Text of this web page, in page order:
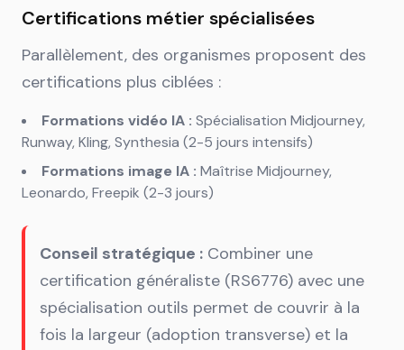
Certifications métier spécialisées
Parallèlement, des organismes proposent des
certifications plus ciblées :
Formations vidéo IA : Spécialisation Midjourney,
Runway, Kling, Synthesia (2-5 jours intensifs)
Formations image IA : Maîtrise Midjourney,
Leonardo, Freepik (2-3 jours)
Conseil stratégique : Combiner une
certification généraliste (RS6776) avec une
spécialisation outils permet de couvrir à la
fois la largeur (adoption transverse) et la